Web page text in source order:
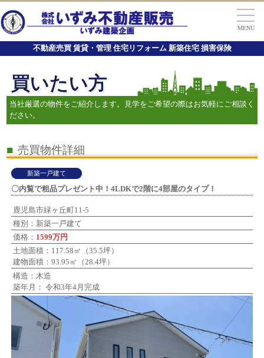
MENU
不動産売買 賃貸・管理 住宅リフォーム 新築住宅 損害保険
買いたい方
当社厳選の物件をご紹介します。見学をご希望の際はお気軽にご相談く
ださい。
■ 売買物件詳細
新築一戸建て
〇内覧で粗品プレゼント中！4LDKで2階に4部屋のタイプ！
鹿児島市緑ヶ丘町11-5
種別：新築一戸建て
価格： 1599万円
土地面積：117.58㎡（35.5坪）
建物面積：93.95㎡（28.4坪）
構造：木造
築年月： 令和3年4月完成